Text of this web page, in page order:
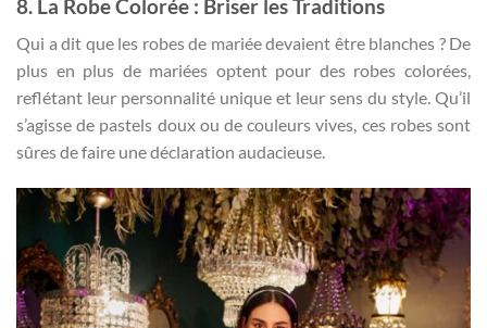
8. La Robe Colorée : Briser les Traditions
Qui a dit que les robes de mariée devaient être blanches ? De
plus en plus de mariées optent pour des robes colorées,
reflétant leur personnalité unique et leur sens du style. Qu’il
s’agisse de pastels doux ou de couleurs vives, ces robes sont
sûres de faire une déclaration audacieuse.